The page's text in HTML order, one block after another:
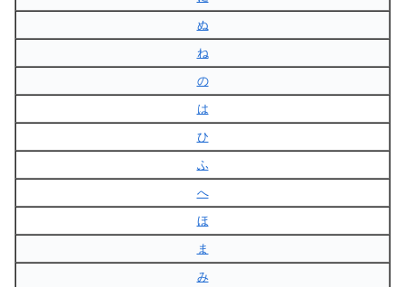
ぬ
ね
の
は
ひ
ふ
へ
ほ
ま
み